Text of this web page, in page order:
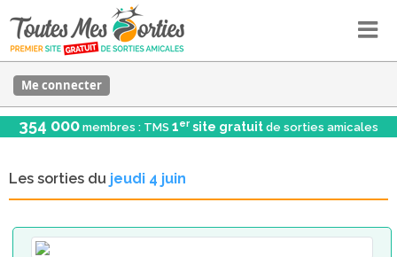
Me connecter
354 000 membres : TMS 1er site gratuit de sorties amicales
Les sorties du jeudi 4 juin